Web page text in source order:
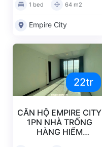
1 bed 64 m2
Empire City
22tr
CĂN HỘ EMPIRE CITY
1PN NHÀ TRỐNG
HÀNG HIẾM